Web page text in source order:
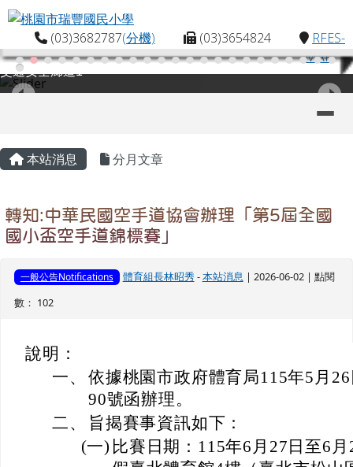
跳至主內容區
桃園市瑞豐國民小學
(03)3682787(分機) (03)3654824
RFES-
MAP
交通安全廊道1
主內容區域
本站消息 分月文章
轉知:中華民國空手道協會辦理「第5屆全國
國小盃空手道錦標賽」
一般公告Notifications 體育組長林昭秀 -本站消息 | 2026-06-02 | 點閱
數： 102
說明：
一、 依據桃園市政府體育局115年5月
90號函辦理。
二、
旨揭賽事資訊如下：
(一) 比賽日期：115年6月27日至6
頁尾區域